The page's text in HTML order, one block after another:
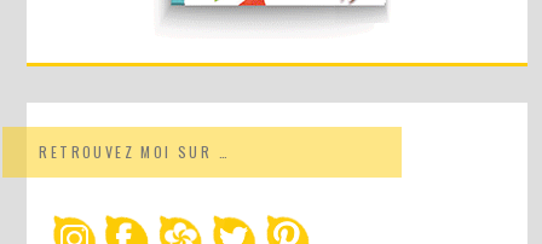
RETROUVEZ MOI SUR …